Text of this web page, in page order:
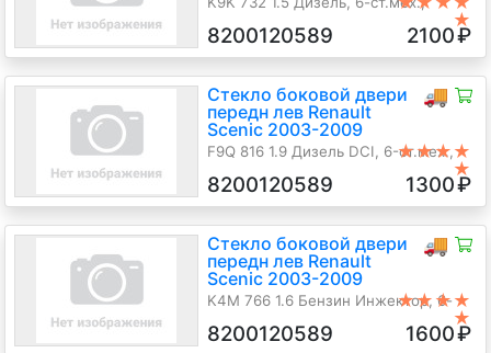
★
8200120589 2100₽
🚚
Стекло боковой двери
передн лев Renault
Scenic 2003-2009
F9Q 816 1.9 Дизель DCI, 6-ст.мех.,
★★★★
★
8200120589 1300₽
🚚
Стекло боковой двери
передн лев Renault
Scenic 2003-2009
K4M 766 1.6 Бензин Инжектор, 6-
2007 г.в.
★★★★
★
8200120589 1600₽